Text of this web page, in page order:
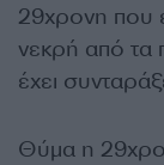
29χρονη που
νεκρή από
έχει
Θύμα η